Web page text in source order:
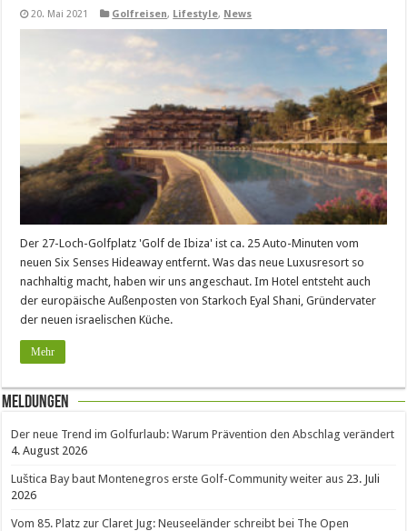
20. Mai 2021 Golfreisen, Lifestyle, News
Der 27-Loch-Golfplatz 'Golf de Ibiza' ist ca. 25 Auto-Minuten vom
neuen Six Senses Hideaway entfernt. Was das neue Luxusresort so
nachhaltig macht, haben wir uns angeschaut. Im Hotel entsteht auch
der europäische Außenposten von Starkoch Eyal Shani, Gründervater
der neuen israelischen Küche.
Mehr
Meldungen
Der neue Trend im Golfurlaub: Warum Prävention den Abschlag verändert
4. August 2026
Luštica Bay baut Montenegros erste Golf-Community weiter aus 23. Juli
2026
Vom 85. Platz zur Claret Jug: Neuseeländer schreibt bei The Open